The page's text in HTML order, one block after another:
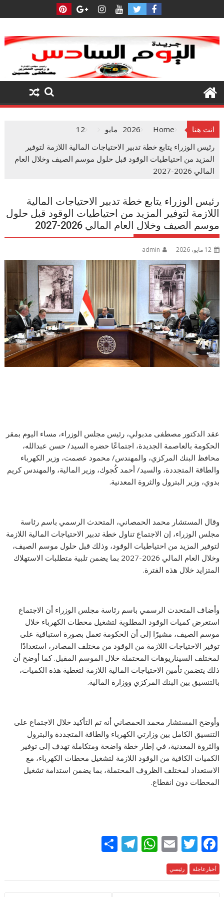
to
انت هنا Home
2026 مايو
12
رئيس الوزراء يتابع خطة تدبير الاحتياجات المالية اللازمة لتوفير
المزيد من احتياطيات الوقود قبل حلول موسم الصيف وخلال العام
المالي 2026-2027
رئيس الوزراء يتابع خطة تدبير الاحتياجات المالية
اللازمة لتوفير المزيد من احتياطيات الوقود قبل حلول
موسم الصيف وخلال العام المالي 2026-2027
12 مايو، 2026 admin
عقد الدكتور مصطفى مدبولي، رئيس مجلس الوزراء، مساء اليوم بمقر
الحكومة بالعاصمة الجديدة، اجتماعًا حضره السيد/ حسن عبدالله،
محافظ البنك المركزي، والمهندس/ محمود عصمت، وزير الكهرباء
والطاقة المتجددة، والسيد/ أحمد كُجوك، وزير المالية، والمهندس كريم
بدوي، وزير البترول والثروة المعدنية.
وقال المستشار محمد الحمصاني، المتحدث الرسمي باسم رئاسة
مجلس الوزراء، إن الاجتماع تناول خطة تدبير الاحتياجات المالية اللازمة
لتوفير المزيد من احتياطيات الوقود، وذلك قبل حلول موسم الصيف،
وخلال العام المالي 2026-2027 بما يضمن تلبية متطلبات الاستهلاك
المتزايد خلال هذه الفترة.
وأضاف المتحدث الرسمي باسم رئاسة مجلس الوزراء أن الاجتماع
استعرض كميات الوقود المطلوبة لتشغيل محطات الكهرباء خلال
موسم الصيف، مشيرًا إلى أن الحكومة تعمل بصورة استباقية على
توفير الاحتياجات اللازمة من الوقود من مختلف المصادر، استعدادًا
لمختلف السيناريوهات المحتملة خلال الموسم المقبل. كما أوضح أن
ذلك يتضمن تأمين الاحتياجات المالية اللازمة لتغطية هذه الكميات،
بالتنسيق بين البنك المركزي ووزارة المالية.
وأوضح المستشار محمد الحمصاني أنه تم التأكيد خلال الاجتماع على
التنسيق الكامل بين وزارتي الكهرباء والطاقة المتجددة والبترول
والثروة المعدنية، في إطار خطة واضحة ومتكاملة تهدف إلى توفير
الكميات الكافية من الوقود اللازمة لتشغيل محطات الكهرباء، مع
الاستعداد لمختلف الظروف المحتملة، بما يضمن استدامة تشغيل
المحطات دون انقطاع.
F
ac
e
b
T
w
itt
er
E
ai
l
W
at
s
T
e
gr
ar
e
أخبارعاجلة رئيسي